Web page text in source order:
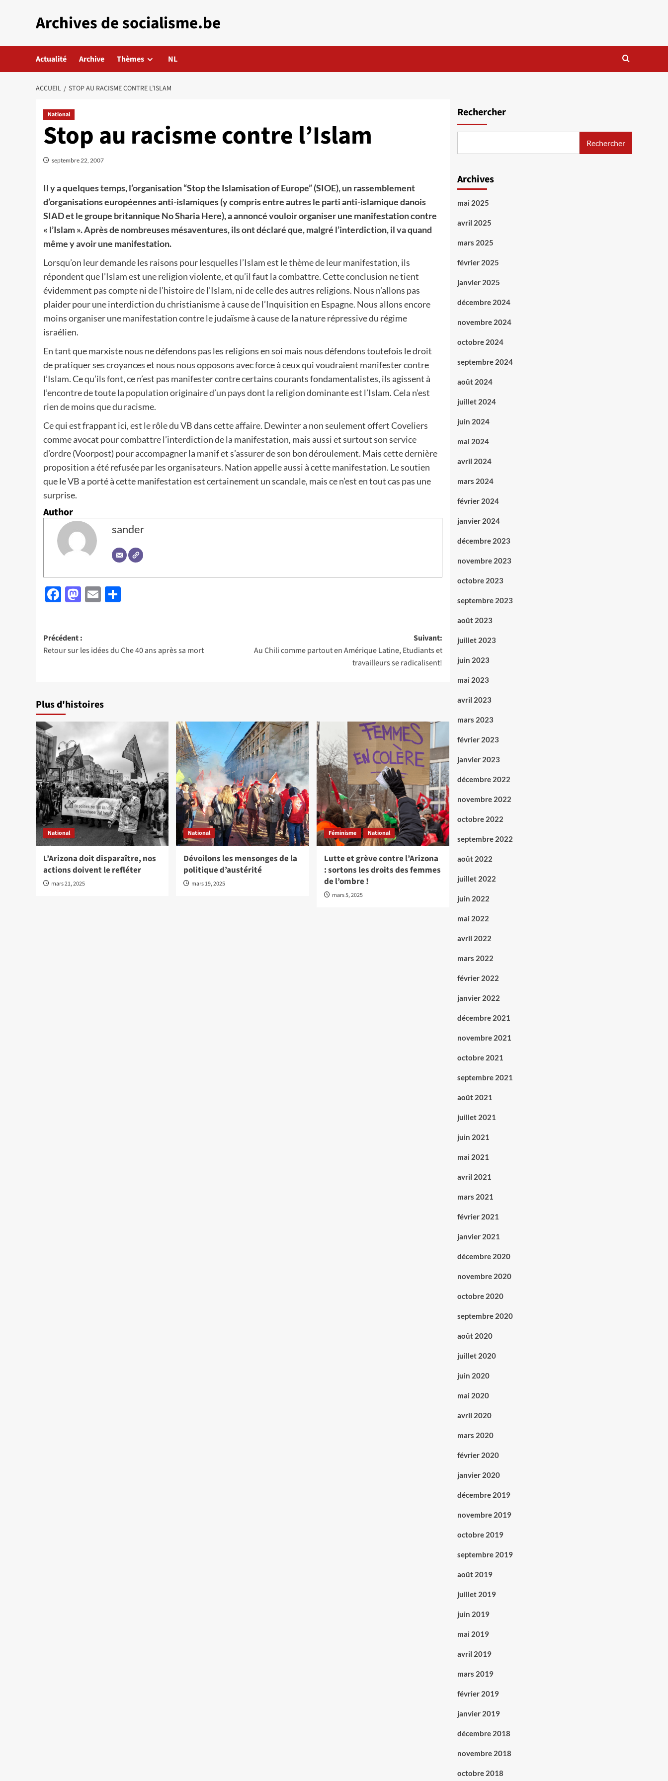
Archives de socialisme.be
Actualité Archive Thèmes NL
ACCUEIL STOP AU RACISME CONTRE L’ISLAM
National
Stop au racisme contre l’Islam
septembre 22, 2007
Il y a quelques temps, l’organisation “Stop the Islamisation of Europe” (SIOE), un rassemblement
d’organisations européennes anti-islamiques (y compris entre autres le parti anti-islamique danois
SIAD et le groupe britannique No Sharia Here), a annoncé vouloir organiser une manifestation contre
« l’Islam ». Après de nombreuses mésaventures, ils ont déclaré que, malgré l’interdiction, il va quand
même y avoir une manifestation.
Lorsqu’on leur demande les raisons pour lesquelles l’Islam est le thème de leur manifestation, ils
répondent que l’Islam est une religion violente, et qu’il faut la combattre. Cette conclusion ne tient
évidemment pas compte ni de l’histoire de l’Islam, ni de celle des autres religions. Nous n’allons pas
plaider pour une interdiction du christianisme à cause de l’Inquisition en Espagne. Nous allons encore
moins organiser une manifestation contre le judaïsme à cause de la nature répressive du régime
israélien.
En tant que marxiste nous ne défendons pas les religions en soi mais nous défendons toutefois le droit
de pratiquer ses croyances et nous nous opposons avec force à ceux qui voudraient manifester contre
l’Islam. Ce qu’ils font, ce n’est pas manifester contre certains courants fondamentalistes, ils agissent à
l’encontre de toute la population originaire d’un pays dont la religion dominante est l’Islam. Cela n’est
rien de moins que du racisme.
Ce qui est frappant ici, est le rôle du VB dans cette affaire. Dewinter a non seulement offert Coveliers
comme avocat pour combattre l’interdiction de la manifestation, mais aussi et surtout son service
d’ordre (Voorpost) pour accompagner la manif et s’assurer de son bon déroulement. Mais cette dernière
proposition a été refusée par les organisateurs. Nation appelle aussi à cette manifestation. Le soutien
que le VB a porté à cette manifestation est certainement un scandale, mais ce n’est en tout cas pas une
surprise.
Author
sander
Facebook
Mastodon
Email
Navigation
d’article
Précédent :
Retour sur les idées du Che 40 ans après sa mort
Suivant:
Au Chili comme partout en Amérique Latine, Etudiants et
travailleurs se radicalisent!
Plus d'histoires
National
L’Arizona doit disparaître, nos
actions doivent le refléter
mars 21, 2025
National
Dévoilons les mensonges de la
politique d’austérité
mars 19, 2025
Féminisme National
Lutte et grève contre l’Arizona
: sortons les droits des femmes
de l’ombre !
mars 5, 2025
Rechercher
Rechercher
Archives
mai 2025
avril 2025
mars 2025
février 2025
janvier 2025
décembre 2024
novembre 2024
octobre 2024
septembre 2024
août 2024
juillet 2024
juin 2024
mai 2024
avril 2024
mars 2024
février 2024
janvier 2024
décembre 2023
novembre 2023
octobre 2023
septembre 2023
août 2023
juillet 2023
juin 2023
mai 2023
avril 2023
mars 2023
février 2023
janvier 2023
décembre 2022
novembre 2022
octobre 2022
septembre 2022
août 2022
juillet 2022
juin 2022
mai 2022
avril 2022
mars 2022
février 2022
janvier 2022
décembre 2021
novembre 2021
octobre 2021
septembre 2021
août 2021
juillet 2021
juin 2021
mai 2021
avril 2021
mars 2021
février 2021
janvier 2021
décembre 2020
novembre 2020
octobre 2020
septembre 2020
août 2020
juillet 2020
juin 2020
mai 2020
avril 2020
mars 2020
février 2020
janvier 2020
décembre 2019
novembre 2019
octobre 2019
septembre 2019
août 2019
juillet 2019
juin 2019
mai 2019
avril 2019
mars 2019
février 2019
janvier 2019
décembre 2018
novembre 2018
octobre 2018